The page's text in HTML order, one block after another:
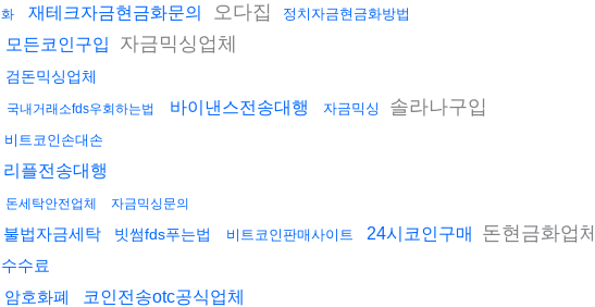
화 재테크자금현금화문의 오다집 정치자금현금화방법
모든코인구입 자금믹싱업체
검돈믹싱업체
국내거래소fds우회하는법 바이낸스전송대행 자금믹싱 솔라나구입
비트코인손대손
리플전송대행
돈세탁안전업체 자금믹싱문의
불법자금세탁 빗썸fds푸는법 비트코인판매사이트 24시코인구매 돈현금화업체
수수료
암호화폐
코인전송otc공식업체